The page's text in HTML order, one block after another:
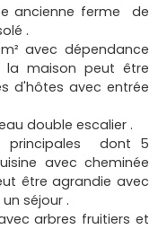
ancienne ferme de
.
avec dépendance
maison peut être
d'hôtes avec entrée
double escalier .
principales dont 5
avec cheminée
être agrandie avec
séjour .
arbres fruitiers et